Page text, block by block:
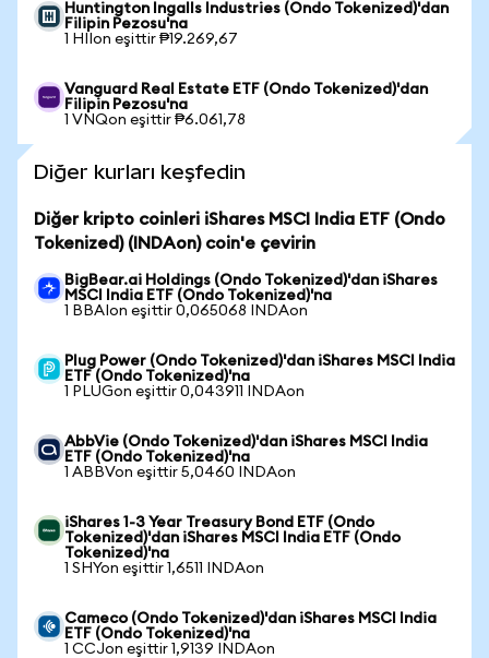
Huntington Ingalls Industries (Ondo Tokenized)'dan
Filipin Pezosu'na
1 HIIon eşittir ₱19.269,67
Vanguard Real Estate ETF (Ondo Tokenized)'dan
Filipin Pezosu'na
1 VNQon eşittir ₱6.061,78
Diğer kurları keşfedin
Diğer kripto coinleri iShares MSCI India ETF (Ondo
Tokenized) (INDAon) coin'e çevirin
BigBear.ai Holdings (Ondo Tokenized)'dan iShares
MSCI India ETF (Ondo Tokenized)'na
1 BBAIon eşittir 0,065068 INDAon
Plug Power (Ondo Tokenized)'dan iShares MSCI India
ETF (Ondo Tokenized)'na
1 PLUGon eşittir 0,043911 INDAon
AbbVie (Ondo Tokenized)'dan iShares MSCI India
ETF (Ondo Tokenized)'na
1 ABBVon eşittir 5,0460 INDAon
iShares 1-3 Year Treasury Bond ETF (Ondo
Tokenized)'dan iShares MSCI India ETF (Ondo
Tokenized)'na
1 SHYon eşittir 1,6511 INDAon
Cameco (Ondo Tokenized)'dan iShares MSCI India
ETF (Ondo Tokenized)'na
1 CCJon eşittir 1,9139 INDAon